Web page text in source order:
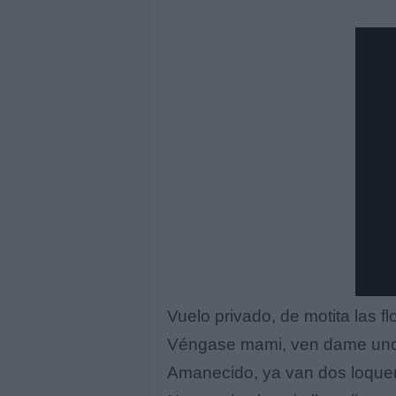
Vuelo privado, de motita las
Véngase mami, ven dame
Amanecido, ya van dos